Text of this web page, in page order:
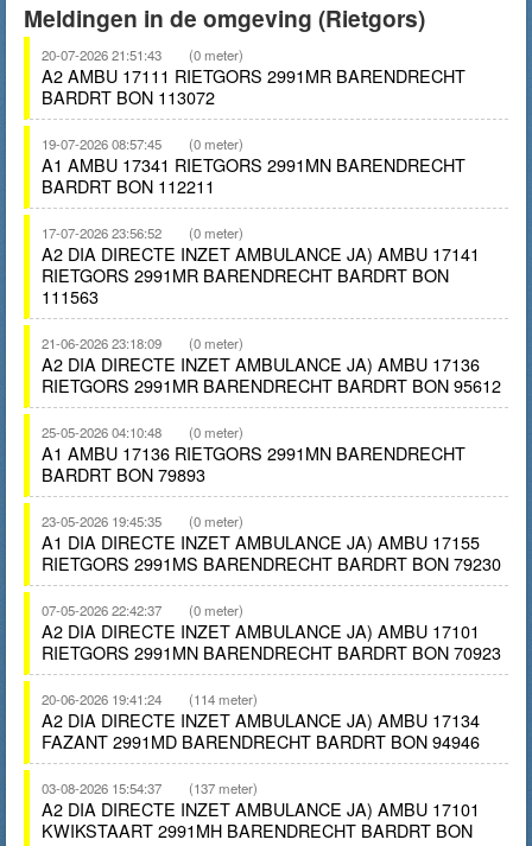
Meldingen in de omgeving (Rietgors)
20-07-2026 21:51:43 (0 meter)
A2 AMBU 17111 RIETGORS 2991MR BARENDRECHT
BARDRT BON 113072
19-07-2026 08:57:45 (0 meter)
A1 AMBU 17341 RIETGORS 2991MN BARENDRECHT
BARDRT BON 112211
17-07-2026 23:56:52 (0 meter)
A2 DIA DIRECTE INZET AMBULANCE JA) AMBU 17141
RIETGORS 2991MR BARENDRECHT BARDRT BON
111563
21-06-2026 23:18:09 (0 meter)
A2 DIA DIRECTE INZET AMBULANCE JA) AMBU 17136
RIETGORS 2991MR BARENDRECHT BARDRT BON 95612
25-05-2026 04:10:48 (0 meter)
A1 AMBU 17136 RIETGORS 2991MN BARENDRECHT
BARDRT BON 79893
23-05-2026 19:45:35 (0 meter)
A1 DIA DIRECTE INZET AMBULANCE JA) AMBU 17155
RIETGORS 2991MS BARENDRECHT BARDRT BON 79230
07-05-2026 22:42:37 (0 meter)
A2 DIA DIRECTE INZET AMBULANCE JA) AMBU 17101
RIETGORS 2991MN BARENDRECHT BARDRT BON 70923
20-06-2026 19:41:24 (114 meter)
A2 DIA DIRECTE INZET AMBULANCE JA) AMBU 17134
FAZANT 2991MD BARENDRECHT BARDRT BON 94946
03-08-2026 15:54:37 (137 meter)
A2 DIA DIRECTE INZET AMBULANCE JA) AMBU 17101
KWIKSTAART 2991MH BARENDRECHT BARDRT BON